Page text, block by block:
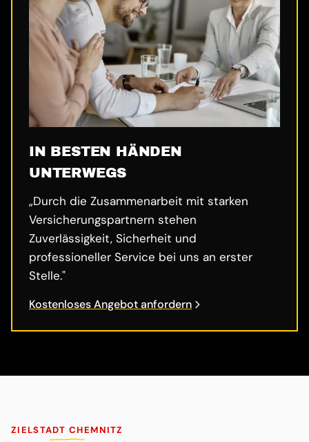
IN BESTEN HÄNDEN
UNTERWEGS
„Durch die Zusammenarbeit mit starken
Versicherungspartnern stehen
Zuverlässigkeit, Sicherheit und
professioneller Service bei uns an erster
Stelle."
Kostenloses Angebot anfordern
ZIELSTADT CHEMNITZ